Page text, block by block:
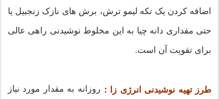
اضافه کردن یک تکه لیمو ترش، برش های نازک زنجبیل یا
حتی مقداری دانه چیا به این مخلوط نوشیدنی راهی عالی
برای تقویت آن است.
طرز تهیه نوشیدنی انرژی زا : روزانه به مقدار مورد نیاز